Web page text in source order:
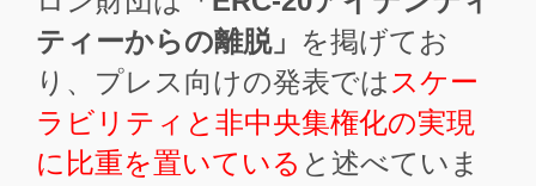
ティーからの離脱」 を掲げてお
り、プレス向けの発表では スケー
ラビリティと非中央集権化の実現
に比重を置いている と述べていま